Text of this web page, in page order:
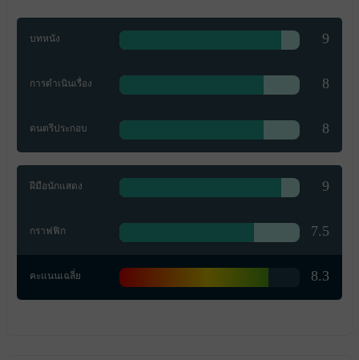
บทหนัง 9
การดำเนินเรื่อง 8
ดนตรีประกอบ 8
ฝีมือนักแสดง 9
กราฟฟิก 7.5
คะแนนเฉลี่ย 8.3